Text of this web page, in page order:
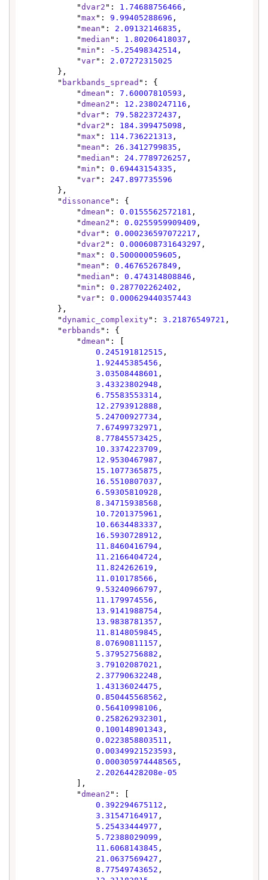
            "
dvar2 ": 1.74688756466 ,
            "
max ": 9.99405288696 ,
            "
mean ": 2.09132146835 ,
            "
median ": 1.80206418037 ,
            "
min ": -5.25498342514 ,
            "
var": 2.07272315025
        "
barkbands_spread ": {
            "
dmean ": 7.60007810593 ,
            "
dmean2 ": 12.2380247116 ,
            "
dvar": 79.5822372437 ,
            "
dvar2 ": 184.399475098 ,
            "
max ": 114.736221313 ,
            "
mean ": 26.3412799835 ,
            "
median ": 24.7789726257 ,
            "
min ": 0.69443154335 ,
            "
var": 247.897735596
        "
dissonance ": {
            "
dmean ": 0.0155562572181 ,
            "
dmean2 ": 0.0255959909409 ,
            "
dvar": 0.000236597072217 ,
            "
dvar2 ": 0.000608731643297 ,
            "
max ": 0.500000059605 ,
            "
mean ": 0.46765267849 ,
            "
median ": 0.474314808846 ,
            "
min ": 0.287702262402 ,
            "
var": 0.000629440357443
        "
dynamic_complexity": 3.21876549721 ,
        "
erbbands ": {
            "
dmean ": [
0.245191812515 ,
1.92445385456 ,
3.03508448601 ,
3.43323802948 ,
6.75583553314 ,
12.2793912888 ,
5.24700927734 ,
7.67499732971 ,
8.77845573425 ,
10.3374223709 ,
12.9530467987 ,
15.1077365875 ,
16.5510807037 ,
6.59305810928 ,
8.34715938568 ,
10.7201375961 ,
10.6634483337 ,
16.5930728912 ,
11.8460416794 ,
11.2166404724 ,
11.824262619 ,
11.010178566 ,
9.53240966797 ,
11.179974556 ,
13.9141988754 ,
13.9838781357 ,
11.8148059845 ,
8.07690811157 ,
5.37952756882 ,
3.79102087021 ,
2.37790632248 ,
1.43136024475 ,
0.850445568562 ,
0.56410998106 ,
0.258262932301 ,
0.100148901343 ,
0.0223858803511 ,
0.00349921523593 ,
0.000305974448565 ,
2.20264428208e-05
            "
dmean2 ": [
0.392294675112 ,
3.31547164917 ,
5.25433444977 ,
5.72388029099 ,
11.6068143845 ,
21.0637569427 ,
8.77549743652 ,